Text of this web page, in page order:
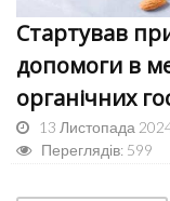
Стартував
допомоги в
органічних
13 Листопада
Переглядів: 599